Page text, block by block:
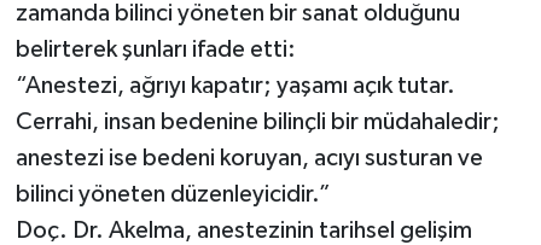
zamanda bilinci yöneten bir sanat olduğunu
belirterek şunları ifade etti:
“Anestezi, ağrıyı kapatır; yaşamı açık tutar.
Cerrahi, insan bedenine bilinçli bir müdahaledir;
anestezi ise bedeni koruyan, acıyı susturan ve
bilinci yöneten düzenleyicidir.”
Doç. Dr. Akelma, anestezinin tarihsel gelişim